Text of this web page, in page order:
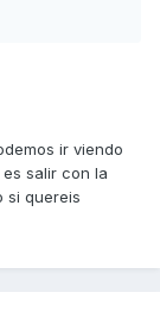
ir viendo
salir con la
si quereis